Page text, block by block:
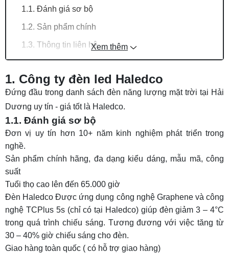
1.1. Đánh giá sơ bộ
1.2. Sản phẩm chính
1.3. Thông tin liên hệ
2. Việt Solar
2.1. Đánh giá sơ bộ
2.2. Sản phẩm chính
2.3. Thông tin liên hệ
3. Kitawa - Đại lý Hải Dương
3.1. Đánh giá sơ bộ
3.3. Thông tin liên hệ
4. Thành đạt Green Energy
4.1. Đánh giá sơ bộ
4.2. Sản phẩm chính
Xem thêm
1. Công ty đèn led Haledco
Đứng đầu trong danh sách đèn năng lượng mặt trời tại Hải
Dương uy tín - giá tốt là Haledco.
1.1. Đánh giá sơ bộ
Đơn vị uy tín hơn 10+ năm kinh nghiệm phát triển trong
nghề.
Sản phẩm chính hãng, đa dạng kiểu dáng, mẫu mã, công
suất
Tuổi thọ cao lên đến 65.000 giờ
Đèn Haledco Được ứng dụng công nghệ Graphene vàcông
nghệ TCPlus 5s (chỉ có tại Haledco) giúp đèn giảm 3 – 4°C
trong quá trình chiếu sáng. Tương đương với việc tăng từ
30 – 40% giờ chiếu sáng cho đèn.
Giao hàng toàn quốc ( có hỗ trợ giao hàng)